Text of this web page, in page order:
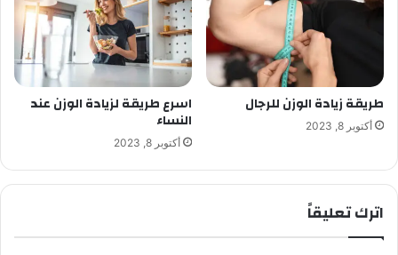
طريقة زيادة الوزن للرجال
أكتوبر 8, 2023
اسرع طريقة لزيادة الوزن عند
النساء
أكتوبر 8, 2023
اترك تعليقاً